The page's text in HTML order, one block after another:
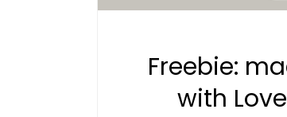
Freebie:
with Love